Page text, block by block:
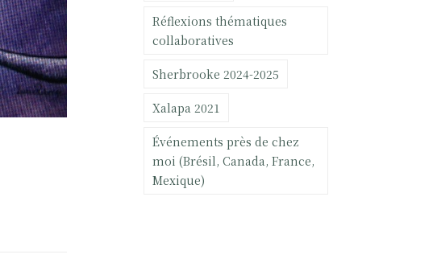
Réflexions thématiques
collaboratives
Sherbrooke 2024-2025
Xalapa 2021
Événements près de chez
moi (Brésil, Canada, France,
Mexique)